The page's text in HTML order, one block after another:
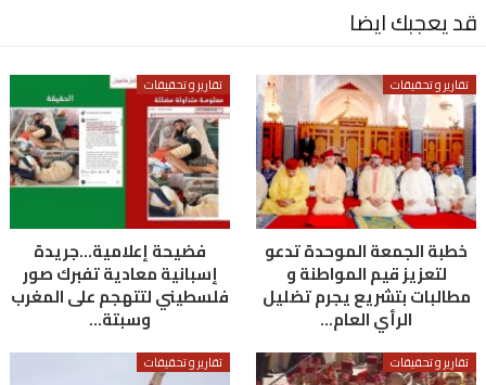
قد يعجبك ايضا
تقارير و تحقيقات
خطبة الجمعة الموحدة تدعو
لتعزيز قيم المواطنة و
مطالبات بتشريع يجرم تضليل
الرأي العام…
تقارير و تحقيقات
فضيحة إعلامية…جريدة
إسبانية معادية تفبرك صور
فلسطيني لتتهجم على المغرب
وسبتة…
تقارير و تحقيقات تقارير و تحقيقات